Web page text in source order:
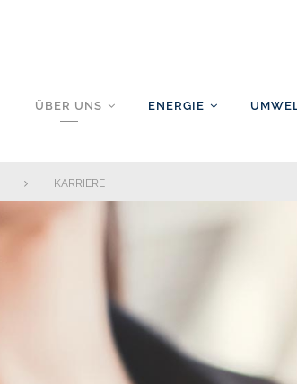
ÜBER UNS ENERGIE
KARRIERE